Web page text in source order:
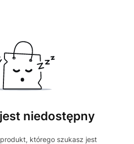
niedostępny
którego szukasz jest